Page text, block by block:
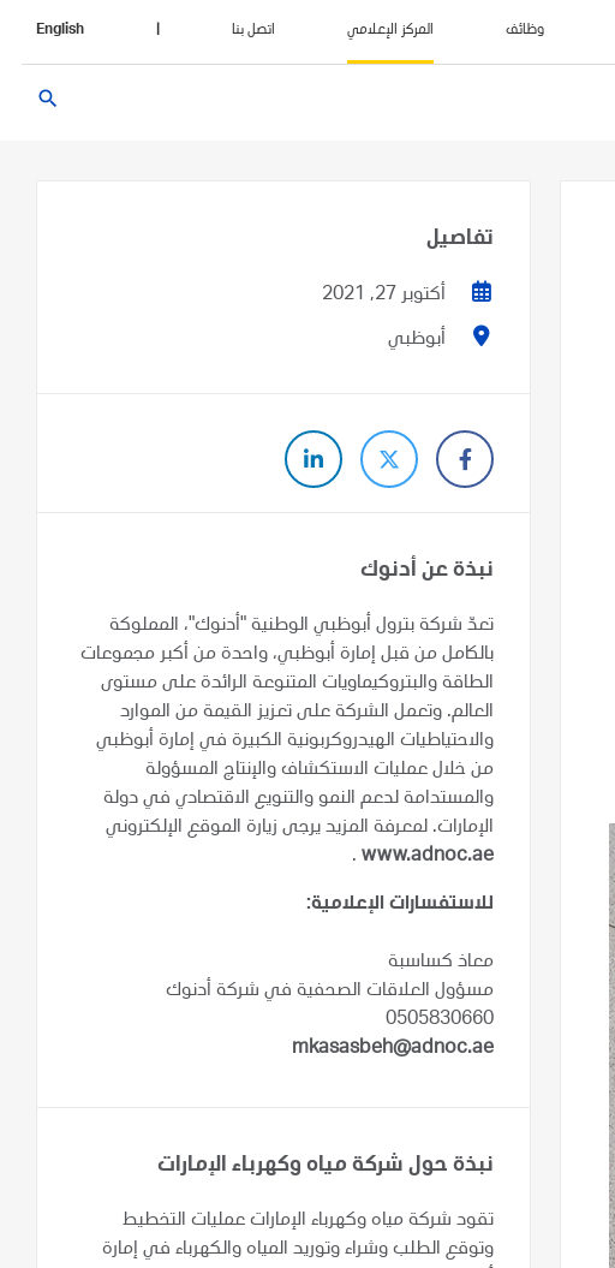
وظائف المركز الإعلامي اتصل بنا English
search
تفاصيل
أكتوبر 27, 2021
أبوظبي
نبذة عن أدنوك
تعدّ شركة بترول أبوظبي الوطنية "أدنوك"، المملوكة
بالكامل من قبل إمارة أبوظبي، واحدة من أكبر مجموعات
الطاقة والبتروكيماويات المتنوعة الرائدة على مستوى
العالم. وتعمل الشركة على تعزيز القيمة من الموارد
والاحتياطيات الهيدروكربونية الكبيرة في إمارة أبوظبي
من خلال عمليات الاستكشاف والإنتاج المسؤولة
والمستدامة لدعم النمو والتنويع الاقتصادي في دولة
الإمارات. لمعرفة المزيد يرجى زيارة الموقع الإلكتروني
www.adnoc.ae
.
للاستفسارات الإعلامية:
معاذ كساسبة
مسؤول العلاقات الصحفية في شركة أدنوك
0505830660
mkasasbeh@adnoc.ae
نبذة حول شركة مياه وكهرباء الإمارات
تقود شركة مياه وكهرباء الإمارات عمليات التخطيط
وتوقع الطلب وشراء وتوريد المياه والكهرباء في إمارة